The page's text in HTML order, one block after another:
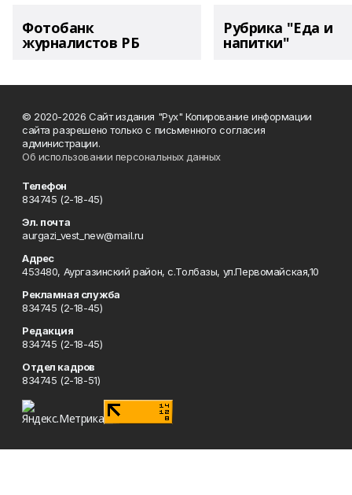
Фотобанк
журналистов РБ
Рубрика "Еда и
напитки"
© 2020-2026 Сайт издания "Рух" Копирование информации
сайта разрешено только с письменного согласия
администрации.
Об использовании персональных данных
Телефон
834745 (2-18-45)
Эл. почта
aurgazi_vest_new@mail.ru
Адрес
453480, Аургазинский район, с.Толбазы, ул.Первомайская,10
Рекламная служба
834745 (2-18-45)
Редакция
834745 (2-18-45)
Отдел кадров
834745 (2-18-51)